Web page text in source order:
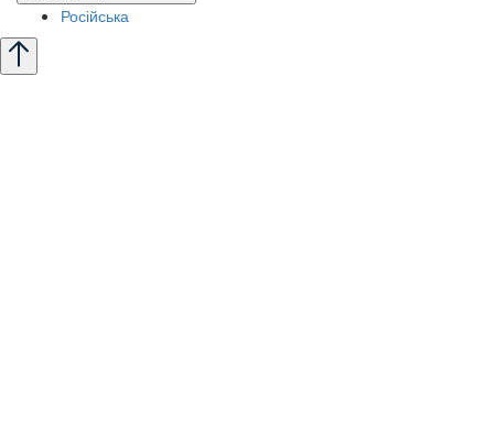
Російська